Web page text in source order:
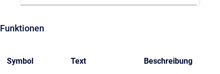
Funktionen
Symbol Text Beschreibung